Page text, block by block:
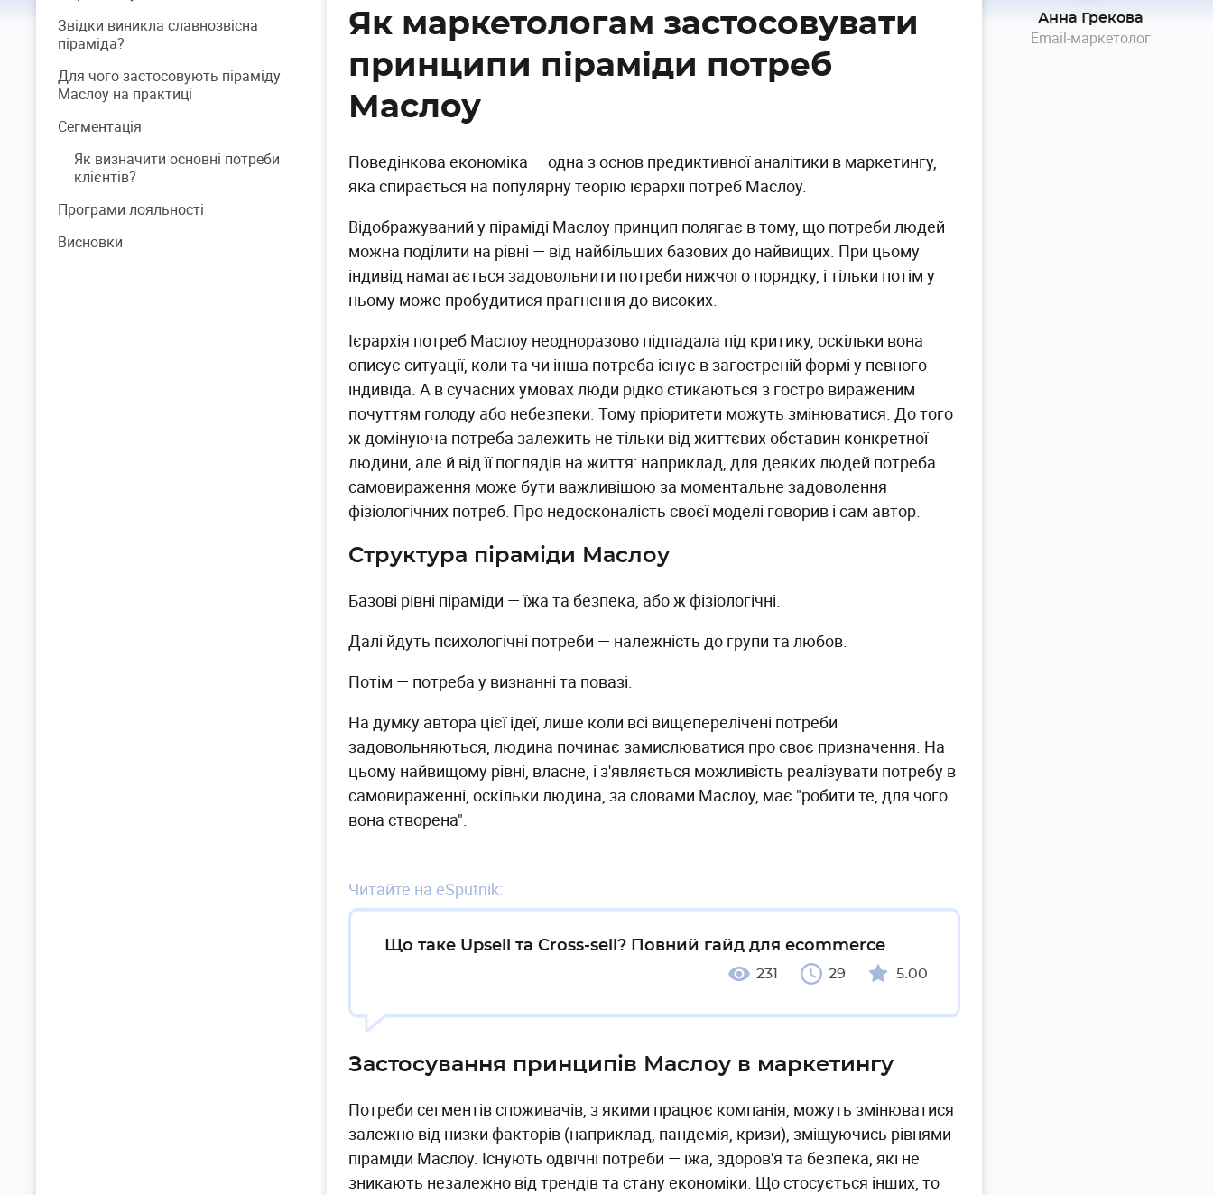
Звідки виникла славнозвісна
піраміда?
Для чого застосовують піраміду
Маслоу на практиці
Сегментація
Як визначити основні потреби
клієнтів?
Програми лояльності
Висновки
Як маркетологам застосовувати
принципи піраміди потреб
Маслоу
Поведінкова економіка — одна з основ предиктивної аналітики в маркетингу,
яка спирається на популярну теорію ієрархії потреб Маслоу.
Відображуваний у піраміді Маслоу принцип полягає в тому, що потреби людей
можна поділити на рівні — від найбільших базових до найвищих. При цьому
індивід намагається задовольнити потреби нижчого порядку, і тільки потім у
ньому може пробудитися прагнення до високих.
Ієрархія потреб Маслоу неодноразово підпадала під критику, оскільки вона
описує ситуації, коли та чи інша потреба існує в загостреній формі у певного
індивіда. А в сучасних умовах люди рідко стикаються з гостро вираженим
почуттям голоду або небезпеки. Тому пріоритети можуть змінюватися. До того
ж домінуюча потреба залежить не тільки від життєвих обставин конкретної
людини, але й від її поглядів на життя: наприклад, для деяких людей потреба
самовираження може бути важливішою за моментальне задоволення
фізіологічних потреб. Про недосконалість своєї моделі говорив і сам автор.
Структура піраміди Маслоу
Базові рівні піраміди — їжа та безпека, або ж фізіологічні.
Далі йдуть психологічні потреби — належність до групи та любов.
Потім — потреба у визнанні та повазі.
На думку автора цієї ідеї, лише коли всі вищеперелічені потреби
задовольняються, людина починає замислюватися про своє призначення. На
цьому найвищому рівні, власне, і з'являється можливість реалізувати потребу в
самовираженні, оскільки людина, за словами Маслоу, має "робити те, для чого
вона створена".
Читайте на eSputnik:
Що таке Upsell та Cross-sell? Повний гайд для ecommerce
231 29 5.00
Застосування принципів Маслоу в маркетингу
Потреби сегментів споживачів, з якими працює компанія, можуть змінюватися
залежно від низки факторів (наприклад, пандемія, кризи), зміщуючись рівнями
піраміди Маслоу. Існують одвічні потреби — їжа, здоров'я та безпека, які не
зникають незалежно від трендів та стану економіки. Що стосується інших, то
Анна Грекова
Email-маркетолог